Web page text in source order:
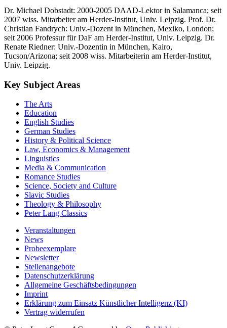
Dr. Michael Dobstadt: 2000-2005 DAAD-Lektor in Salamanca; seit
2007 wiss. Mitarbeiter am Herder-Institut, Univ. Leipzig. Prof. Dr.
Christian Fandrych: Univ.-Dozent in München, Mexiko, London;
seit 2006 Professur für DaF am Herder-Institut, Univ. Leipzig. Dr.
Renate Riedner: Univ.-Dozentin in München, Kairo,
Tucson/Arizona; seit 2008 wiss. Mitarbeiterin am Herder-Institut,
Univ. Leipzig.
Key Subject Areas
The Arts
Education
English Studies
German Studies
History & Political Science
Law, Economics & Management
Linguistics
Media & Communication
Romance Studies
Science, Society and Culture
Slavic Studies
Theology & Philosophy
Peter Lang Classics
Veranstaltungen
News
Probeexemplare
Newsletter
Stellenangebote
Datenschutzerklärung
Allgemeine Geschäftsbedingungen
Imprint
Erklärung zum Einsatz Künstlicher Intelligenz (KI)
Vertrag widerrufen